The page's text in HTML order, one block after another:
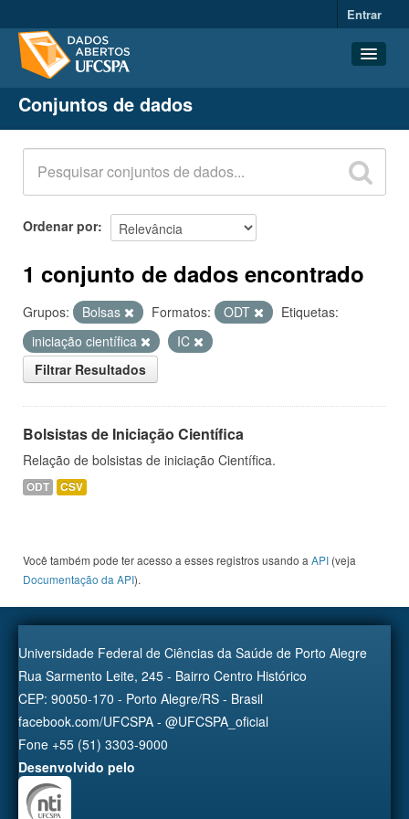
Entrar
Conjuntos de dados
Organizações
Grupos
Sobre
Conjuntos de dados
Ordenar por
1 conjunto de dados encontrado
Grupos: Bolsas Formatos: ODT
Etiquetas:
iniciação científica
IC
Filtrar Resultados
Bolsistas de Iniciação Científica
Relação de bolsistas de iniciação Científica.
ODT CSV
Você também pode ter acesso a esses registros usando a API (veja
Documentação da API).
Universidade Federal de Ciências da Saúde de Porto Alegre
Rua Sarmento Leite, 245 - Bairro Centro Histórico
CEP: 90050-170 - Porto Alegre/RS - Brasil
facebook.com/UFCSPA - @UFCSPA_oficial
Fone +55 (51) 3303-9000
Desenvolvido pelo